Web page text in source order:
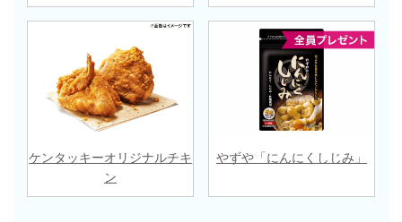
ケンタッキーオリジナルチキ
ン
やずや「にんにくしじみ」